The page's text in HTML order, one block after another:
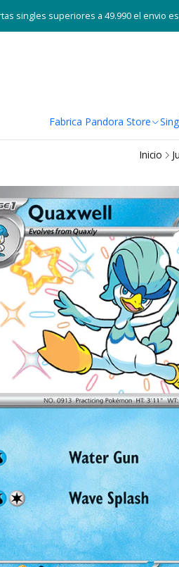
Fabrica Pandora Store
singles superiores a 49.990 el envio
Inicio